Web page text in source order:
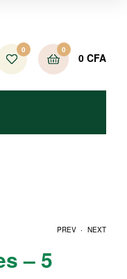
0 0
0 CFA
PREV . NEXT
– 5